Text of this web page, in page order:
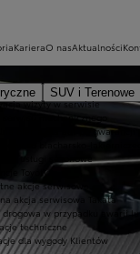
SUV i Terenowe
wizyty w serwisie
oferta dla aut po gwarancji
serwisu blacharsko-
i usługi sezonowe
Toyoty
akcje serwisowe
akcja serwisowa Takata
drogowa w przypadku awarii
techniczne
dla wygody Klientów
KarieraO nasAktualności